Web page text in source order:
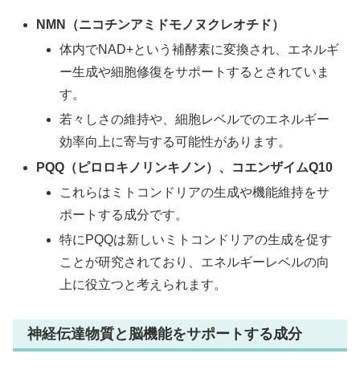
NMN（ニコチンアミドモノヌクレオチド）
体内でNAD+という補酵素に変換され、エネルギ
ー生成や細胞修復をサポートするとされていま
す。
若々しさの維持や、細胞レベルでのエネルギー
効率向上に寄与する可能性があります。
PQQ（ピロロキノリンキノン）、コエンザイムQ10
これらはミトコンドリアの生成や機能維持をサ
ポートする成分です。
特にPQQは新しいミトコンドリアの生成を促す
ことが研究されており、エネルギーレベルの向
上に役立つと考えられます。
神経伝達物質と脳機能をサポートする成分